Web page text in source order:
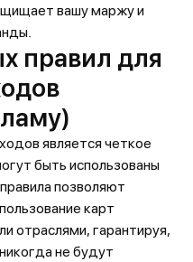
вашу маржу и
правил для
является четкое
быть использованы
позволяют
карт
отраслями, гарантируя,
не будут